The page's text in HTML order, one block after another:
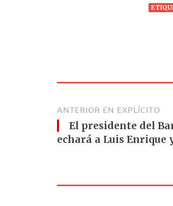
ANTERIOR EN EXPLÍCITO
El presidente del
echará a Luis